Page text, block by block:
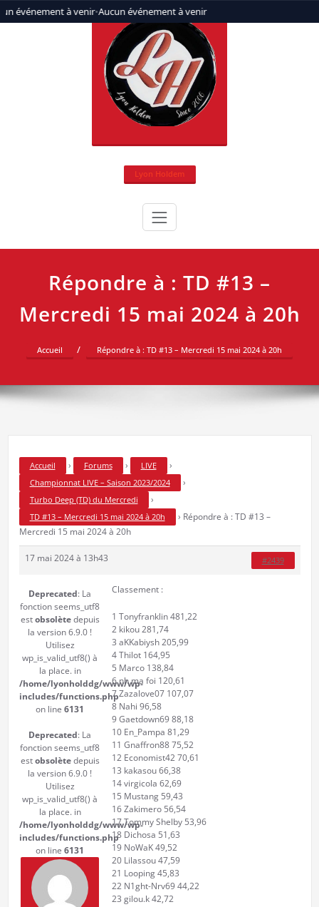
événement à venir•Aucun événement à venir
Aller
au
Lyon Holdem
Répondre à : TD #13 –
Mercredi 15 mai 2024 à 20h
Accueil Répondre à : TD #13 – Mercredi 15 mai 2024 à 20h
Accueil › Forums › LIVE ›
Championnat LIVE – Saison 2023/2024 ›
Turbo Deep (TD) du Mercredi ›
TD #13 – Mercredi 15 mai 2024 à 20h › Répondre à : TD #13 –
Mercredi 15 mai 2024 à 20h
17 mai 2024 à 13h43 #2439
Deprecated: La
fonction seems_utf8
estobsolètedepuis
la version 6.9.0 !
Utilisez
wp_is_valid_utf8() à
la place. in
/home/lyonholddg/www/wp-
includes/functions.php
on line 6131
Deprecated: La
fonction seems_utf8
estobsolètedepuis
la version 6.9.0 !
Utilisez
wp_is_valid_utf8() à
la place. in
/home/lyonholddg/www/wp-
includes/functions.php
on line 6131
Classement :
1 Tonyfranklin 481,22
2 kikou 281,74
3 aKKabiysh 205,99
4 Thilot 164,95
5 Marco 138,84
6 nh ma foi 120,61
7 Zazalove07 107,07
8 Nahi 96,58
9 Gaetdown69 88,18
10 En_Pampa 81,29
11 Gnaffron88 75,52
12 Economist42 70,61
13 kakasou 66,38
14 virgicola 62,69
15 Mustang 59,43
16 Zakimero 56,54
17 Tommy Shelby 53,96
18 Dichosa 51,63
19 NoWaK 49,52
20 Lilassou 47,59
21 Looping 45,83
22 N1ght-Nrv69 44,22
23 gilou.k 42,72